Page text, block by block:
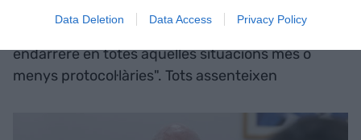
Data Deletion Data Access Privacy Policy
d’anar un pas endavant quan sorgeixen
endarrere en totes aquelles situacions més o
menys protocol·làries". Tots assenteixen